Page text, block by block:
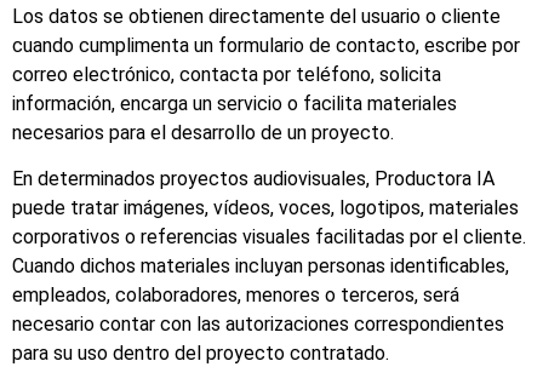
Los datos se obtienen directamente del usuario o cliente
cuando cumplimenta un formulario de contacto, escribe por
correo electrónico, contacta por teléfono, solicita
información, encarga un servicio o facilita materiales
necesarios para el desarrollo de un proyecto.
En determinados proyectos audiovisuales, Productora IA
puede tratar imágenes, vídeos, voces, logotipos, materiales
corporativos o referencias visuales facilitadas por el cliente.
Cuando dichos materiales incluyan personas identificables,
empleados, colaboradores, menores o terceros, será
necesario contar con las autorizaciones correspondientes
para su uso dentro del proyecto contratado.